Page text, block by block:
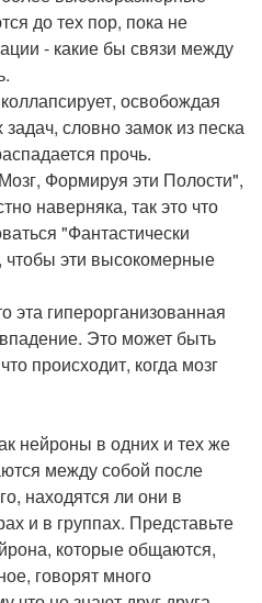
до тех пор, пока не
- какие бы связи между
освобождая
словно замок из песка
прочь.
Формируя эти Полости",
наверняка, так это что
"Фантастически
эти высокомерные
гиперорганизованная
Это может быть
происходит, когда мозг
нейроны в одних и тех же
между собой после
находятся ли они в
и в группах. Представьте
которые общаются,
говорят много